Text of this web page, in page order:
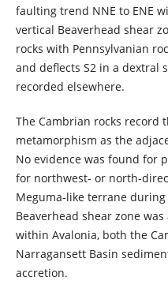
faulting trend NNE to ENE
vertical Beaverhead shear
rocks with Pennsylvanian
and deflects S2 in a dextral
recorded elsewhere.
The Cambrian rocks record
metamorphism as the
No evidence was found for
for northwest- or north-
Meguma-like terrane
Beaverhead shear zone
within Avalonia, both the
Narragansett Basin
accretion.